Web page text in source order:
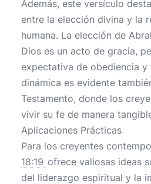
Además, este versículo
entre la elección divina y la
humana. La elección de
Dios es un acto de gracia,
expectativa de obediencia y
dinámica es evidente
Testamento, donde los
vivir su fe de manera
Aplicaciones Prácticas
Para los creyentes
18:19 ofrece valiosas ideas
del liderazgo espiritual y la